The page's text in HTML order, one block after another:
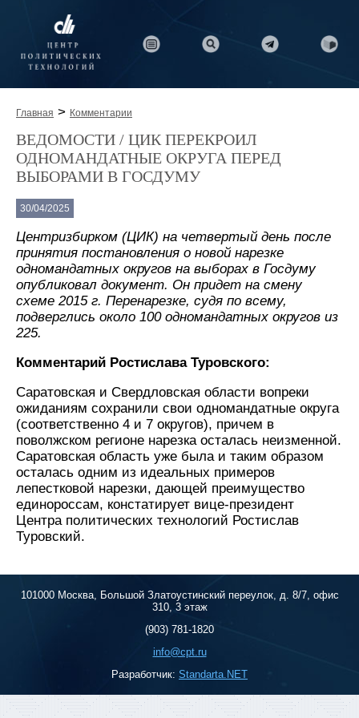
Главная > Комментарии
ВЕДОМОСТИ / ЦИК ПЕРЕКРОИЛ
ОДНОМАНДАТНЫЕ ОКРУГА ПЕРЕД
ВЫБОРАМИ В ГОСДУМУ
30/04/2025
Центризбирком (ЦИК) на четвертый день после
принятия постановления о новой нарезке
одномандатных округов на выборах в Госдуму
опубликовал документ. Он придет на смену
схеме 2015 г. Перенарезке, судя по всему,
подверглись около 100 одномандатных округов из
225.
Комментарий Ростислава Туровского:
Саратовская и Свердловская области вопреки
ожиданиям сохранили свои одномандатные округа
(соответственно 4 и 7 округов), причем в
поволжском регионе нарезка осталась неизменной.
Саратовская область уже была и таким образом
осталась одним из идеальных примеров
лепестковой нарезки, дающей преимущество
единороссам, констатирует вице-президент
Центра политических технологий Ростислав
Туровский.
101000 Москва, Большой Златоустинский переулок, д. 8/7, офис
310, 3 этаж
(903) 781-1820
info@cpt.ru
Разработчик: Standarta.NET